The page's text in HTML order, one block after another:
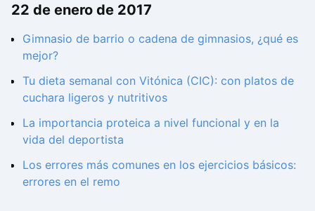
22 de enero de 2017
Gimnasio de barrio o cadena de gimnasios, ¿qué es
mejor?
Tu dieta semanal con Vitónica (CIC): con platos de
cuchara ligeros y nutritivos
La importancia proteica a nivel funcional y en la
vida del deportista
Los errores más comunes en los ejercicios básicos:
errores en el remo